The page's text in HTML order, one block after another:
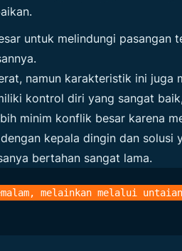
untuk melindungi pasangan
namun karakteristik ini juga
kontrol diri yang sangat
minim konflik besar karena
kepala dingin dan solusi
bertahan sangat lama.